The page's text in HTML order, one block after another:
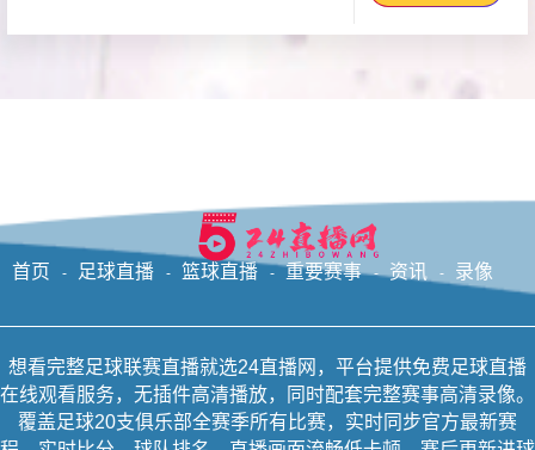
首页 足球直播 篮球直播 重要赛事 资讯 录像
想看完整足球联赛直播就选24直播网，平台提供免费足球直播
在线观看服务，无插件高清播放，同时配套完整赛事高清录像。
覆盖足球20支俱乐部全赛季所有比赛，实时同步官方最新赛